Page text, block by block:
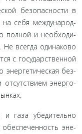
безопасности в
на себя международ­
полной и необходи­
всегда одинаково
с государственной
энергетическая без­
отсутствием энерго­
газа убедительно
эне-